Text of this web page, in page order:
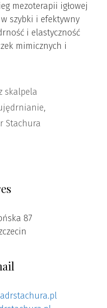
mezoterapii igłowej
szybki i efektywny
i elastyczność
mimicznych i
skalpela
Stachura
87